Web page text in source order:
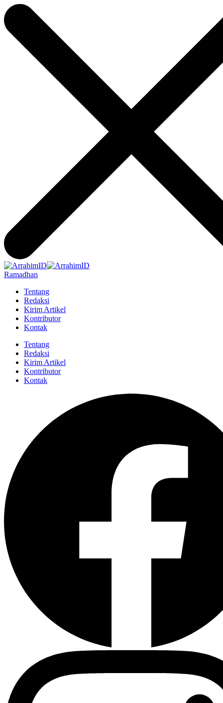
Ramadhan
Tentang
Redaksi
Kirim Artikel
Kontributor
Kontak
Tentang
Redaksi
Kirim Artikel
Kontributor
Kontak